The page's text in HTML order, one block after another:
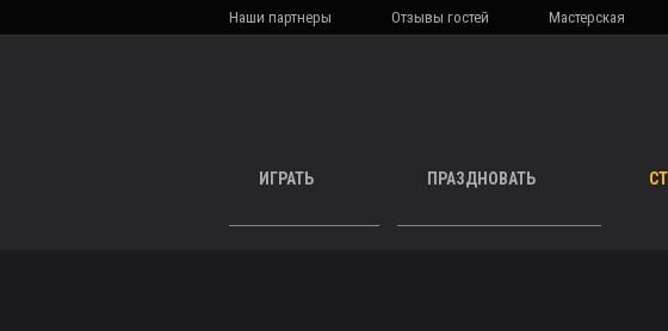
Наши партнеры Отзывы гостей Мастерская
ИГРАТЬ ПРАЗДНОВАТЬ